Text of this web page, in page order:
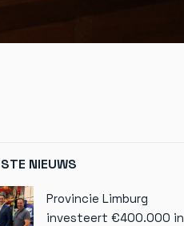
NIEUWS
Provincie Limburg
investeert €400.000 in